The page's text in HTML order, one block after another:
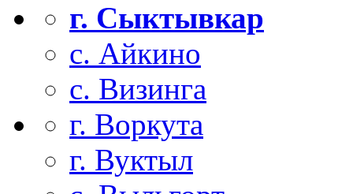
г. Сыктывкар
с. Айкино
с. Визинга
г. Воркута
г. Вуктыл